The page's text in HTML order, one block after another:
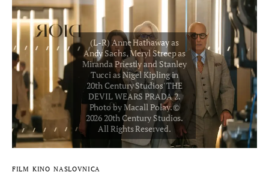
DOMAĆA GLAZBA
STRANA GLAZBA
FILM
MUSIC BOX
FILM KINO NASLOVNICA